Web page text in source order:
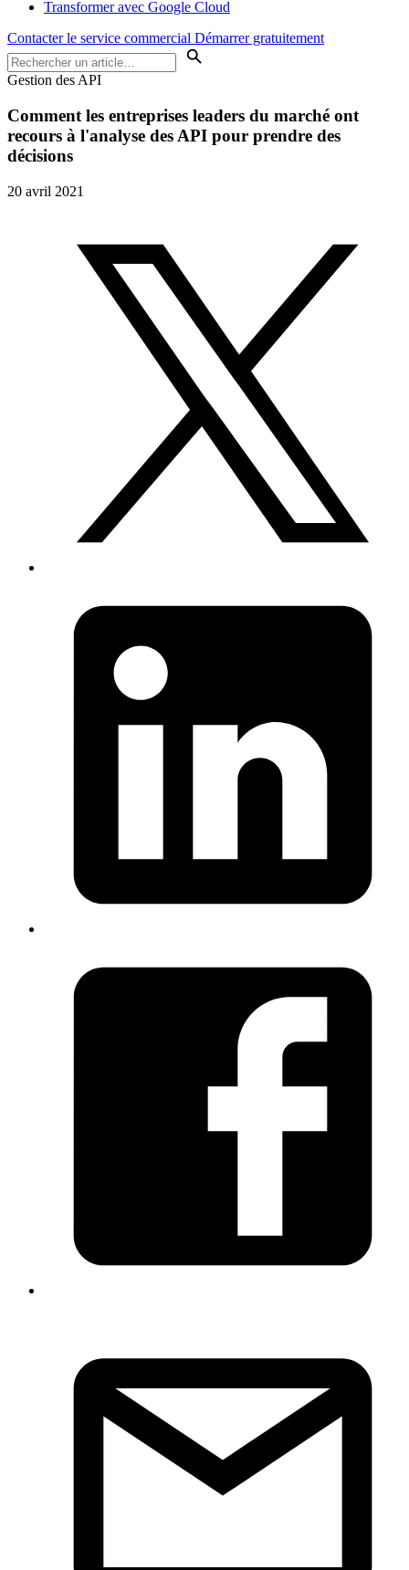
Transformer avec Google Cloud
Contacter le service commercial Démarrer gratuitement
Gestion des API
Comment les entreprises leaders du marché ont
recours à l'analyse des API pour prendre des
décisions
20 avril 2021